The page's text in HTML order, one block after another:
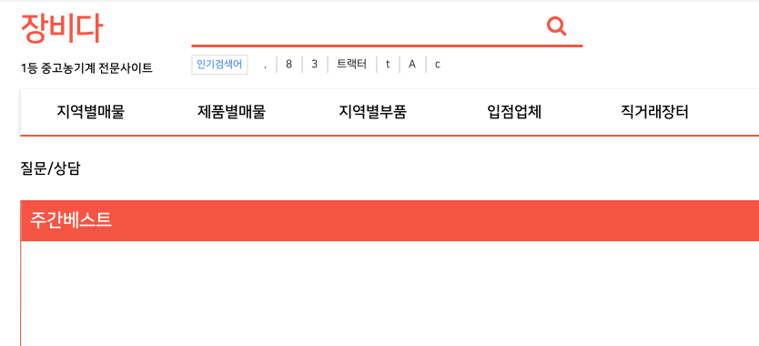
장비다
1등 중고농기계 전문사이트 인기검색어 . 8 3 트랙터 t A c
지역별매물 제품별매물 지역별부품 입점업체 직거래장터
질문/상담
주간베스트